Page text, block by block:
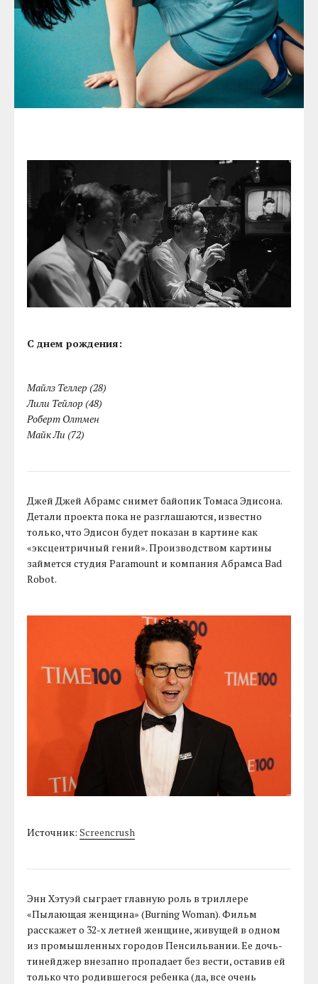
С днем рождения:
Майлз Теллер (28)
Лили Тейлор (48)
Роберт Олтмен
Майк Ли (72)
Джей Джей Абрамс снимет байопик Томаса Эдисона.
Детали проекта пока не разглашаются, известно
только, что Эдисон будет показан в картине как
«эксцентричный гений». Производством картины
займется студия Paramount и компания Абрамса Bad
Robot.
Источник:Screencrush
Энн Хэтуэй сыграет главную роль в триллере
«Пылающая женщина» (Burning Woman). Фильм
расскажет о 32-х летней женщине, живущей в одном
из промышленных городов Пенсильвании. Ее дочь-
тинейджер внезапно пропадает без вести, оставив ей
только что родившегося ребенка (да, все очень